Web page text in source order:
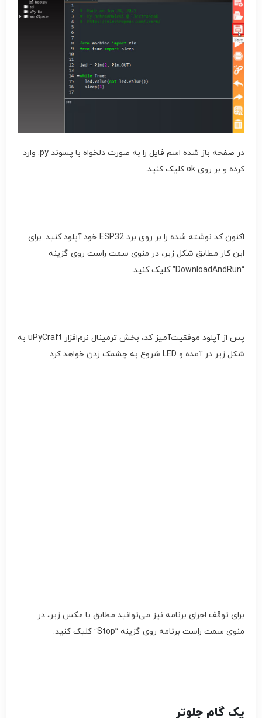
در صفحه باز شده اسم فایل را به صورت دلخواه با پسوند py . وارد
کرده و بر روی ok کلیک کنید.
اکنون کد نوشته شده را بر روی برد ESP32 خود آپلود کنید. برای
این کار مطابق شکل زیر، در منوی سمت راست روی گزینه
“DownloadAndRun” کلیک کنید.
پس از آپلود موفقیت‌آمیز کد، بخش ترمینال نرم‌افزار uPyCraft به
شکل زیر در آمده و LED شروع به چشمک زدن خواهد کرد.
برای توقف اجرای برنامه نیز می‌توانید مطابق با عکس زیر، در
منوی سمت راست برنامه روی گزینه “Stop” کلیک کنید.
یک گام جلوتر